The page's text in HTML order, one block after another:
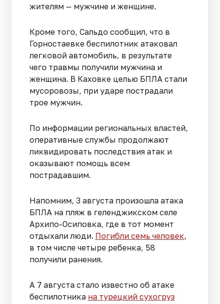
жителям — мужчине и женщине.
Кроме того, Сальдо сообщил, что в
Горностаевке беспилотник атаковал
легковой автомобиль, в результате
чего травмы получили мужчина и
женщина. В Каховке целью БПЛА стали
мусоровозы, при ударе пострадали
трое мужчин.
По информации региональных властей,
оперативные службы продолжают
ликвидировать последствия атак и
оказывают помощь всем
пострадавшим.
Напомним, 3 августа произошла атака
БПЛА на пляж в геленджикском селе
Архипо-Осиповка, где в тот момент
отдыхали люди. Погибли семь человек,
в том числе четыре ребенка, 58
получили ранения.
А 7 августа стало известно об атаке
беспилотника на турецкий сухогруз